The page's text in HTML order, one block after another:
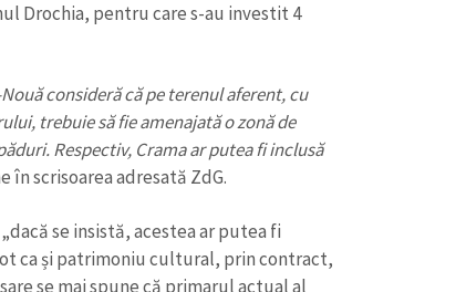
Drochia, pentru care s-au investit 4
consideră că pe terenul aferent, cu
trebuie să fie amenajată o zonă de
Respectiv, Crama ar putea fi inclusă
în scrisoarea adresată ZdG.
se insistă, acestea ar putea fi
ca și patrimoniu cultural, prin contract,
se mai spune că primarul actual al